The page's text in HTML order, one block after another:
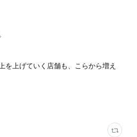
上げていく店舗も、こらから増え